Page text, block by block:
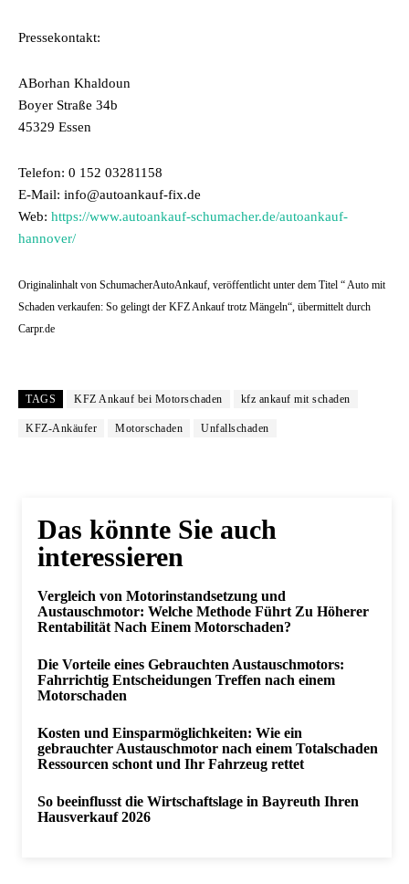
Pressekontakt:
ABorhan Khaldoun
Boyer Straße 34b
45329 Essen
Telefon: 0 152 03281158
E-Mail: info@autoankauf-fix.de
Web: https://www.autoankauf-schumacher.de/autoankauf-
hannover/
Originalinhalt von SchumacherAutoAnkauf, veröffentlicht unter dem Titel “ Auto mit
Schaden verkaufen: So gelingt der KFZ Ankauf trotz Mängeln“, übermittelt durch
Carpr.de
TAGS KFZ Ankauf bei Motorschaden kfz ankauf mit schaden
KFZ-Ankäufer Motorschaden Unfallschaden
Das könnte Sie auch
interessieren
Vergleich von Motorinstandsetzung und
Austauschmotor: Welche Methode Führt Zu Höherer
Rentabilität Nach Einem Motorschaden?
Die Vorteile eines Gebrauchten Austauschmotors:
Fahrrichtig Entscheidungen Treffen nach einem
Motorschaden
Kosten und Einsparmöglichkeiten: Wie ein
gebrauchter Austauschmotor nach einem Totalschaden
Ressourcen schont und Ihr Fahrzeug rettet
So beeinflusst die Wirtschaftslage in Bayreuth Ihren
Hausverkauf 2026